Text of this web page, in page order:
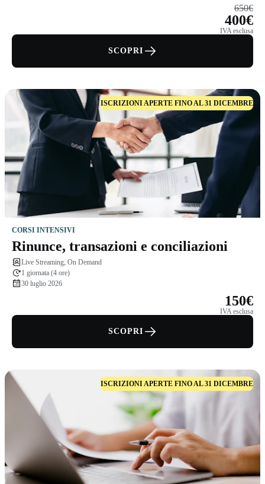
650€
400€
IVA esclusa
SCOPRI
ISCRIZIONI APERTE FINO AL 31 DICEMBRE
CORSI INTENSIVI
Rinunce, transazioni e conciliazioni
Live Streaming, On Demand
1 giornata (4 ore)
30 luglio 2026
150€
IVA esclusa
SCOPRI
ISCRIZIONI APERTE FINO AL 31 DICEMBRE